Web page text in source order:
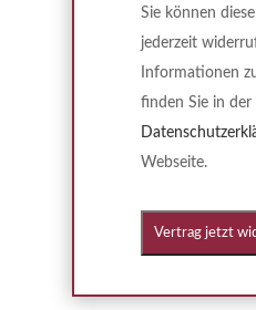
Sie können
jederzeit
Informationen
finden Sie in der
Webseite.